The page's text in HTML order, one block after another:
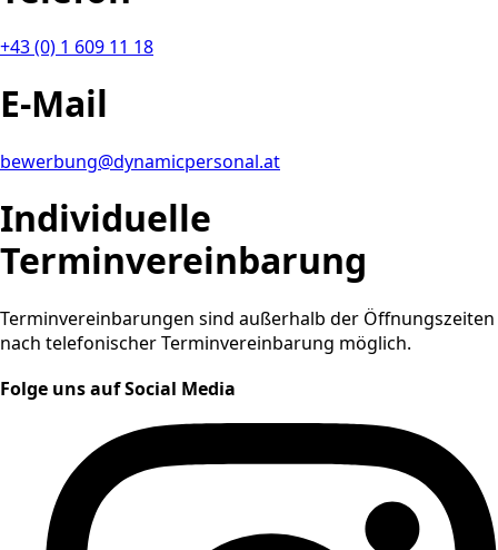
+43 (0) 1 609 11 18
E-Mail
bewerbung@dynamicpersonal.at
Individuelle
Terminvereinbarung
Terminvereinbarungen sind außerhalb der Öffnungszeiten
nach telefonischer Terminvereinbarung möglich.
Folge uns auf Social Media